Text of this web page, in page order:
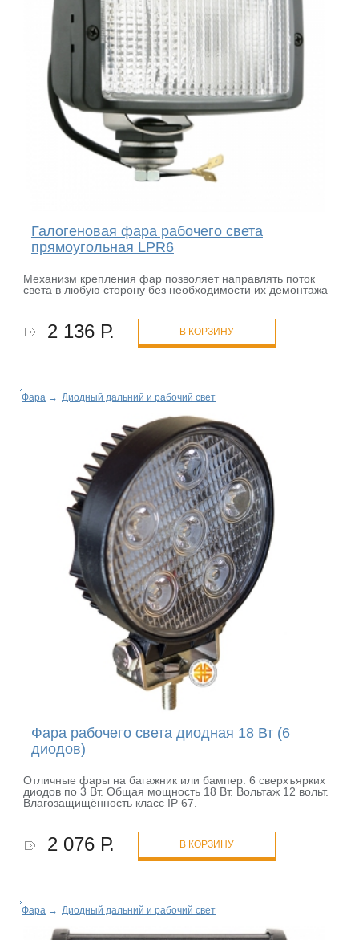
Галогеновая фара рабочего света
прямоугольная LPR6
Механизм крепления фар позволяет направлять поток
света в любую сторону без необходимости их демонтажа
2 136 Р. В КОРЗИНУ
Фара → Диодный дальний и рабочий свет
Фара рабочего света диодная 18 Вт (6
диодов)
Отличные фары на багажник или бампер: 6 сверхъярких
диодов по 3 Вт. Общая мощность 18 Вт. Вольтаж 12 вольт.
Влагозащищённость класс IP 67.
2 076 Р. В КОРЗИНУ
Фара → Диодный дальний и рабочий свет